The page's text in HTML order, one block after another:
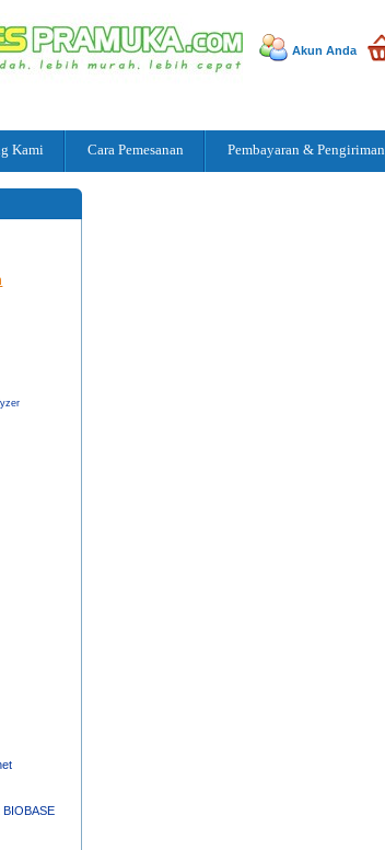
Akun Anda
Kami Cara Pemesanan Pembayaran & Pengiriman
BIOBASE